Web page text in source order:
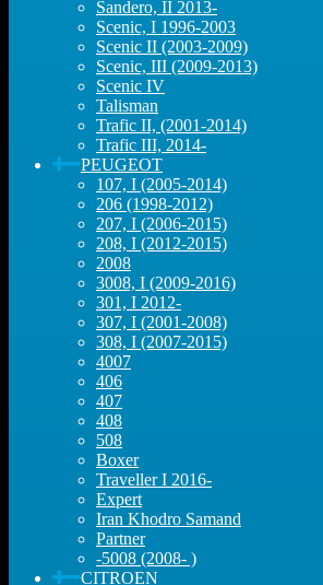
Sandero, II 2013-
Scenic, I 1996-2003
Scenic II (2003-2009)
Scenic, III (2009-2013)
Scenic IV
Talisman
Trafic II, (2001-2014)
Trafic III, 2014-
PEUGEOT
107, I (2005-2014)
206 (1998-2012)
207, I (2006-2015)
208, I (2012-2015)
2008
3008, I (2009-2016)
301, I 2012-
307, I (2001-2008)
308, I (2007-2015)
4007
406
407
408
508
Boxer
Traveller I 2016-
Expert
Iran Khodro Samand
Partner
-5008 (2008- )
CITROEN